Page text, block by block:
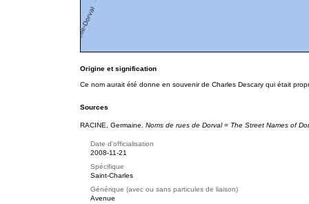
Origine et signification
Ce nom aurait été donne en souvenir de Charles Descary qui était
Sources
RACINE, Germaine. Noms de rues de Dorval = The Street Names of
Date d'officialisation
2008-11-21
Spécifique
Saint-Charles
Générique (avec ou sans particules de liaison)
Avenue